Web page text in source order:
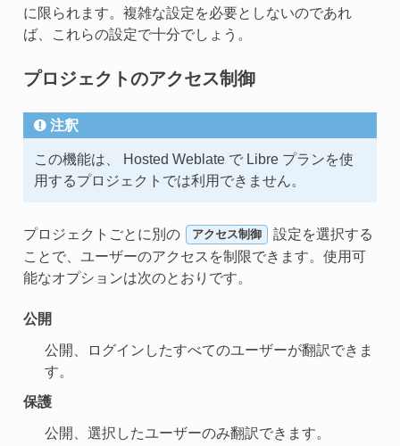
に限られます。複雑な設定を必要としないのであれ
ば、これらの設定で十分でしょう。
プロジェクトのアクセス制御
注釈
この機能は、 Hosted Weblate で Libre プランを使
用するプロジェクトでは利用できません。
プロジェクトごとに別の アクセス制御
設定を選択する
ことで、ユーザーのアクセスを制限できます。使用可
能なオプションは次のとおりです。
公開
公開、ログインしたすべてのユーザーが翻訳できま
す。
保護
公開、選択したユーザーのみ翻訳できます。